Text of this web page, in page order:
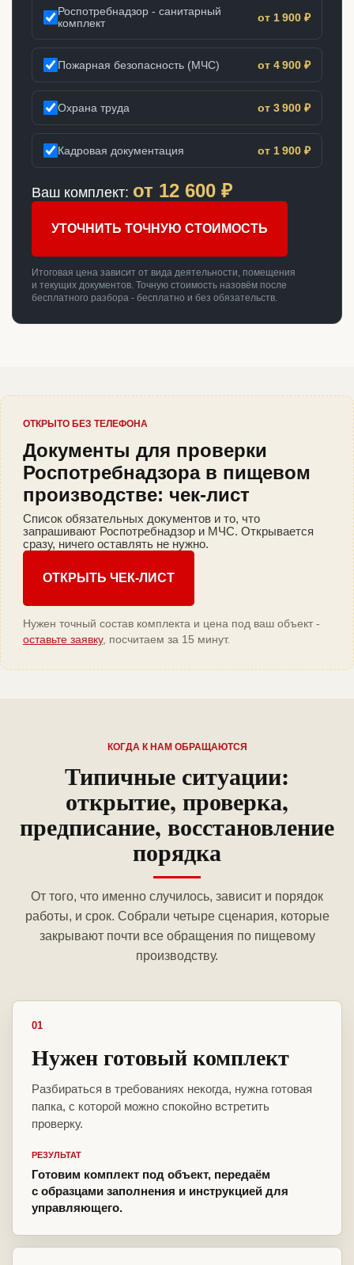
Роспотребнадзор - санитарный
комплект
от 1 900 ₽
Пожарная безопасность (МЧС) от 4 900 ₽
Охрана труда от 3 900 ₽
Кадровая документация от 1 900 ₽
Ваш комплект: от 12 600 ₽
УТОЧНИТЬ ТОЧНУЮ СТОИМОСТЬ
Итоговая цена зависит от вида деятельности, помещения
и текущих документов. Точную стоимость назовём после
бесплатного разбора - бесплатно и без обязательств.
ОТКРЫТО БЕЗ ТЕЛЕФОНА
Документы для проверки
Роспотребнадзора в пищевом
производстве: чек-лист
Список обязательных документов и то, что
запрашивают Роспотребнадзор и МЧС. Открывается
сразу, ничего оставлять не нужно.
ОТКРЫТЬ ЧЕК-ЛИСТ
Нужен точный состав комплекта и цена под ваш объект -
оставьте заявку, посчитаем за 15 минут.
КОГДА К НАМ ОБРАЩАЮТСЯ
Типичные ситуации:
открытие, проверка,
предписание, восстановление
порядка
От того, что именно случилось, зависит и порядок
работы, и срок. Собрали четыре сценария, которые
закрывают почти все обращения по пищевому
производству.
01
Нужен готовый комплект
Разбираться в требованиях некогда, нужна готовая
папка, с которой можно спокойно встретить
проверку.
РЕЗУЛЬТАТ
Готовим комплект под объект, передаём
с образцами заполнения и инструкцией для
управляющего.